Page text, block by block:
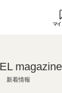
マイ
新着情報